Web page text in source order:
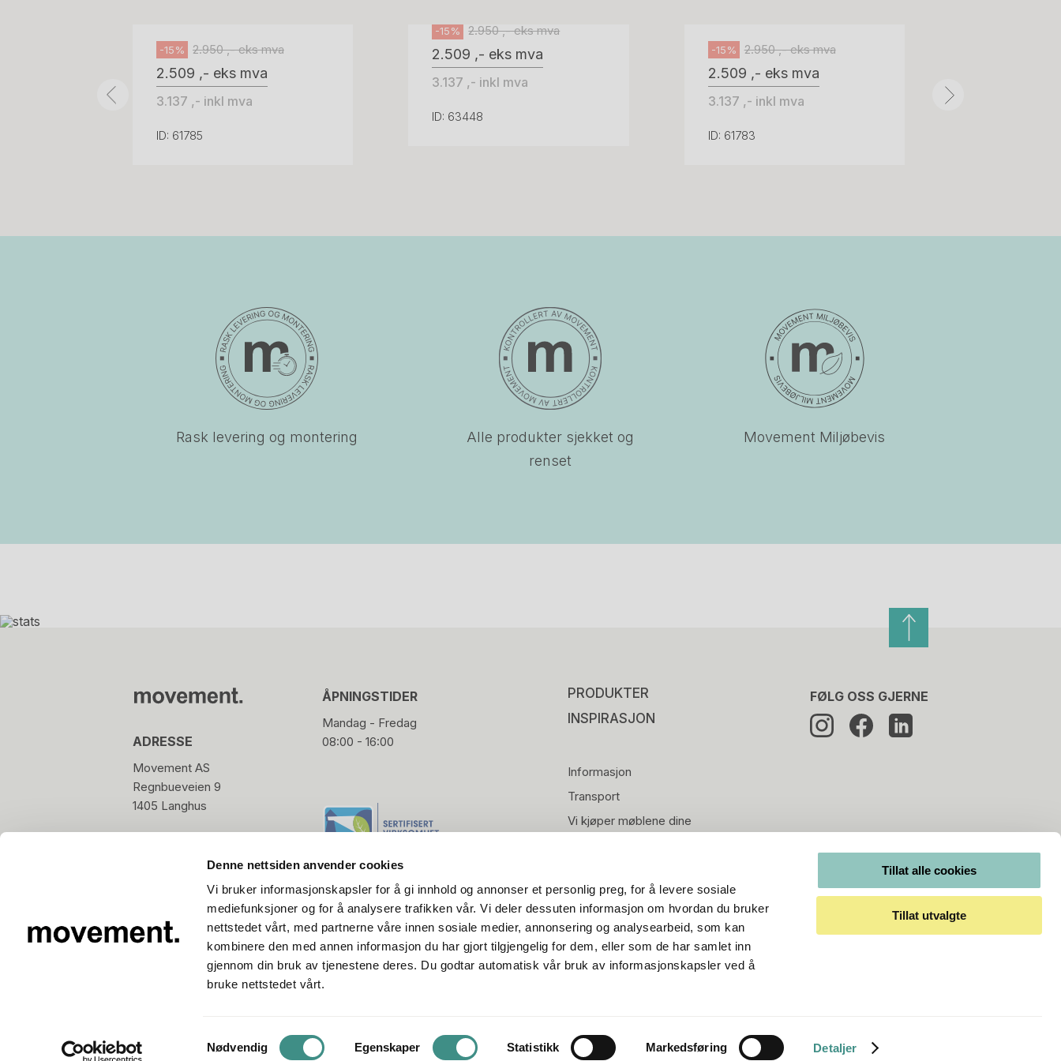
Denne nettsiden anvender cookies
Vi bruker informasjonskapsler for å gi innhold og annonser et personlig preg, for å levere sosiale
mediefunksjoner og for å analysere trafikken vår. Vi deler dessuten informasjon om hvordan du bruker
nettstedet vårt, med partnerne våre innen sosiale medier, annonsering og analysearbeid, som kan
kombinere den med annen informasjon du har gjort tilgjengelig for dem, eller som de har samlet inn
gjennom din bruk av tjenestene deres. Du godtar automatisk vår bruk av informasjonskapsler ved å
bruke nettstedet vårt.
Nødvendig Egenskaper Statistikk Markedsføring Detaljer
Tillat alle cookies
Tillat utvalgte
-15% 2.950 ,- eks mva
2.509 ,- eks mva
3.137 ,- inkl mva
ID: 61785
-15% 2.950 ,- eks mva
2.509 ,- eks mva
3.137 ,- inkl mva
ID: 63448
-15% 2.950 ,- eks mva
2.509 ,- eks mva
3.137 ,- inkl mva
ID: 61783
Rask levering og montering
Alle produkter sjekket og
renset
Movement Miljøbevis
ADRESSE
Movement AS
Regnbueveien 9
1405 Langhus
hello@movement.as
ÅPNINGSTIDER
Mandag - Fredag
08:00 - 16:00
PRODUKTER
INSPIRASJON
Informasjon
Transport
Vi kjøper møblene dine
FØLG OSS GJERNE
Kjøpsvilkår Personvernerklæring